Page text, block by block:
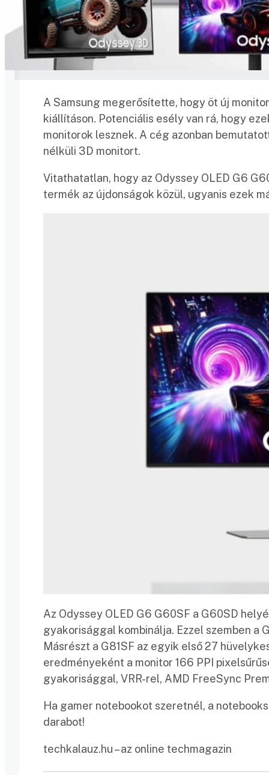
A Samsung megerősítette, hogy öt új
kiállításon. Potenciális esély van rá, hogy
monitorok lesznek. A cég azonban
nélküli 3D monitort.
Vitathatatlan, hogy az Odyssey OLED G6
termék az újdonságok közül, ugyanis ezek
Az Odyssey OLED G6 G60SF a G60SD
gyakorisággal kombinálja. Ezzel szemben a
Másrészt a G81SF az egyik első 27
eredményeként a monitor 166 PPI
gyakorisággal, VRR-rel, AMD FreeSync
Ha gamer notebookot szeretnél, a
darabot!
techkalauz.hu – az online techmagazin